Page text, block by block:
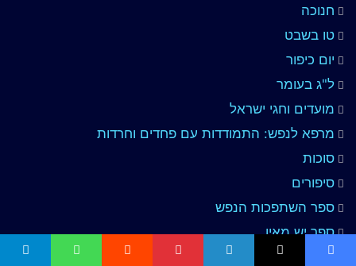
חנוכה
טו בשבט
יום כיפור
ל"ג בעומר
מועדים וחגי ישראל
מרפא לנפש: התמודדות עם פחדים וחרדות
סוכות
סיפורים
ספר השתפכות הנפש
ספר יש מאין
ספר ליקוטי מוהר"ן